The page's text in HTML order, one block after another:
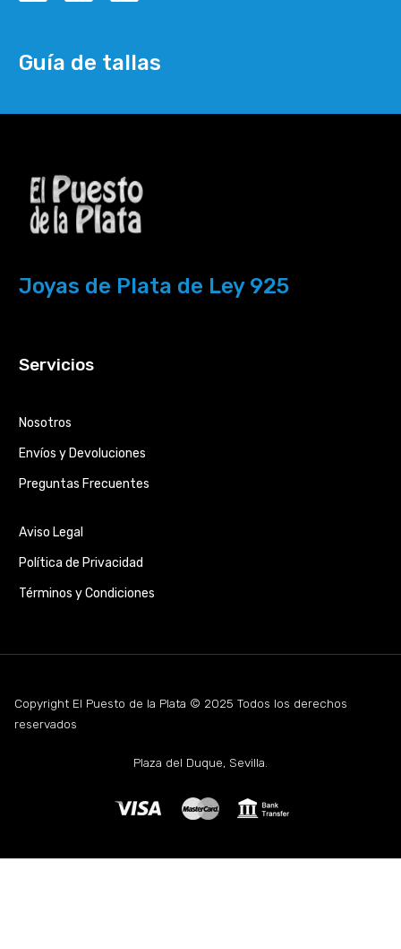
Guía de tallas
Joyas de Plata de Ley 925
Servicios
Nosotros
Envíos y Devoluciones
Preguntas Frecuentes
Aviso Legal
Política de Privacidad
Términos y Condiciones
Copyright El Puesto de la Plata © 2025 Todos los derechos
reservados
Plaza del Duque, Sevilla.